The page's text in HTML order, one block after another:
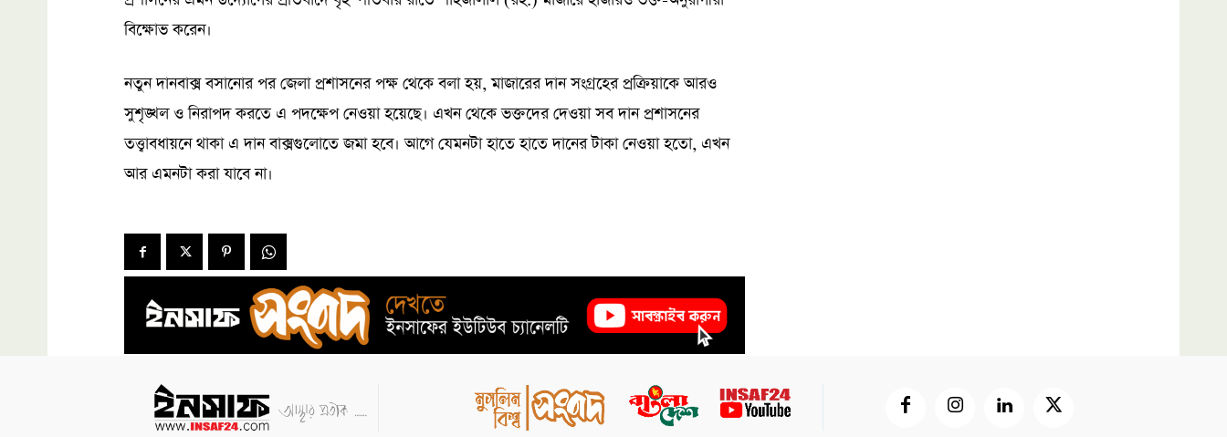
বিক্ষোভ করেন।
নতুন দানবাক্স বসানোর পর জেলা প্রশাসনের পক্ষ থেকে বলা হয়, মাজারের দান সংগ্রহের প্রক্রিয়াকে আরও
সুশৃঙ্খল ও নিরাপদ করতে এ পদক্ষেপ নেওয়া হয়েছে। এখন থেকে ভক্তদের দেওয়া সব দান প্রশাসনের
তত্ত্বাবধায়নে থাকা এ দান বাক্সগুলোতে জমা হবে। আগে যেমনটা হাতে হাতে দানের টাকা নেওয়া হতো, এখন
আর এমনটা করা যাবে না।